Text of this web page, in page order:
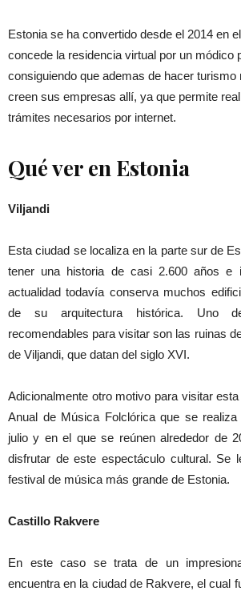
Estonia se ha convertido desde el 2014 en
concede la residencia virtual por un módico
consiguiendo que ademas de hacer turismo
creen sus empresas allí, ya que permite
trámites necesarios por internet.
Qué ver en Estonia
Viljandi
Esta ciudad se localiza en la parte sur de
tener una historia de casi 2.600 años e
actualidad todavía conserva muchos
de su arquitectura histórica. Uno
recomendables para visitar son las ruinas
de Viljandi, que datan del siglo XVI.
Adicionalmente otro motivo para visitar
Anual de Música Folclórica que se
julio y en el que se reúnen alrededor de
disfrutar de este espectáculo cultural. Se
festival de música más grande de Estonia.
Castillo Rakvere
En este caso se trata de un
encuentra en la ciudad de Rakvere, el cual